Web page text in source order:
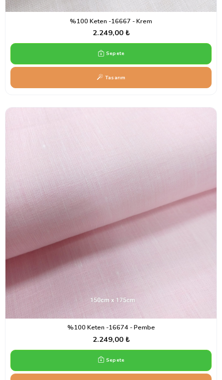
%100 Keten -16667 - Krem
2.249,00 ₺
Sepete
Tasarım
%100 Keten -16674 - Pembe
2.249,00 ₺
Sepete